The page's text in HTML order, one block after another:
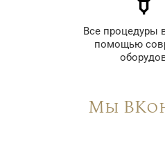
Все процедуры
помощью
Мы